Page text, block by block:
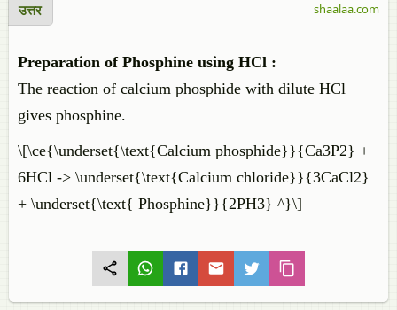
उत्तर
Preparation of Phosphine using HCl :
The reaction of calcium phosphide with dilute HCl
gives phosphine.
\[\ce{\underset{\text{Calcium phosphide}}{Ca3P2} +
6HCl -> \underset{\text{Calcium chloride}}{3CaCl2}
+ \underset{\text{ Phosphine}}{2PH3} ^}\]
shaalaa.com